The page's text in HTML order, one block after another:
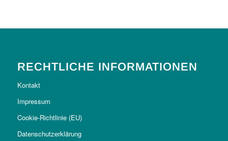
RECHTLICHE INFORMATIONEN
Kontakt
Impressum
Cookie-Richtlinie (EU)
Datenschutzerklärung